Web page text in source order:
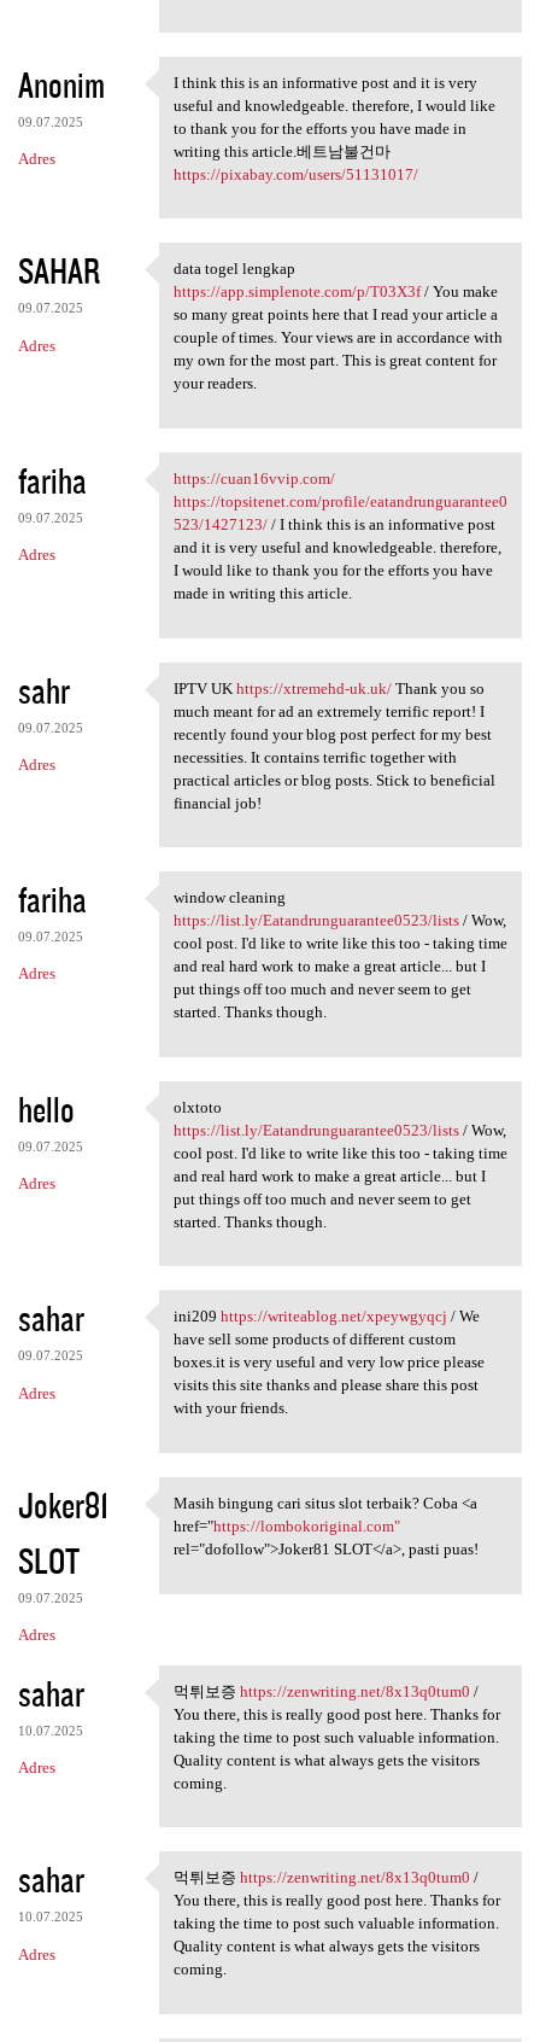
Anonim
09.07.2025
Adres
I think this is an
I think this is an informative post and it is very
useful and knowledgeable. therefore, I would like
to thank you for the efforts you have made in
writing this article.베트남불건마
https://pixabay.com/users/51131017/
SAHAR
09.07.2025
Adres
data togel lengkap https:/
data togel lengkap
https://app.simplenote.com/p/T03X3f/ You make
so many great points here that I read your article a
couple of times. Your views are in accordance with
my own for the most part. This is great content for
your readers.
fariha
09.07.2025
Adres
https://cuan16vvip.com/ https
https://cuan16vvip.com/
https://topsitenet.com/profile/eatandrunguarantee0
523/1427123// I think this is an informative post
and it is very useful and knowledgeable. therefore,
I would like to thank you for the efforts you have
made in writing this article.
sahr
09.07.2025
Adres
IPTV UK https://xtremehd-uk
IPTV UK https://xtremehd-uk.uk/Thank you so
much meant for ad an extremely terrific report! I
recently found your blog post perfect for my best
necessities. It contains terrific together with
practical articles or blog posts. Stick to beneficial
financial job!
fariha
09.07.2025
Adres
window cleaning https://list
window cleaning
https://list.ly/Eatandrunguarantee0523/lists/ Wow,
cool post. I'd like to write like this too - taking time
and real hard work to make a great article... but I
put things off too much and never seem to get
started. Thanks though.
hello
09.07.2025
Adres
olxtoto https://list.ly
olxtoto
https://list.ly/Eatandrunguarantee0523/lists/ Wow,
cool post. I'd like to write like this too - taking time
and real hard work to make a great article... but I
put things off too much and never seem to get
started. Thanks though.
sahar
09.07.2025
Adres
ini209 https://writeablog.net
ini209 https://writeablog.net/xpeywgyqcj / We
have sell some products of different custom
boxes.it is very useful and very low price please
visits this site thanks and please share this post
with your friends.
Joker81
SLOT
09.07.2025
Adres
Masih bingung cari situs slot
Masih bingung cari situs slot terbaik? Coba <a
href="https://lombokoriginal.com"
rel="dofollow">Joker81 SLOT</a>, pasti puas!
sahar
10.07.2025
Adres
먹튀보증 https://zenwriting.net
먹튀보증 https://zenwriting.net/8x13q0tum0 /
You there, this is really good post here. Thanks for
taking the time to post such valuable information.
Quality content is what always gets the visitors
coming.
sahar
10.07.2025
Adres
먹튀보증 https://zenwriting.net
먹튀보증 https://zenwriting.net/8x13q0tum0 /
You there, this is really good post here. Thanks for
taking the time to post such valuable information.
Quality content is what always gets the visitors
coming.